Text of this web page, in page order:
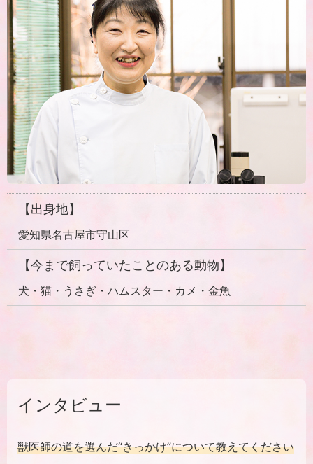
【出身地】
愛知県名古屋市守山区
【今まで飼っていたことのある動物】
犬・猫・うさぎ・ハムスター・カメ・金魚
インタビュー
獣医師の道を選んだ“きっかけ”について教えてください